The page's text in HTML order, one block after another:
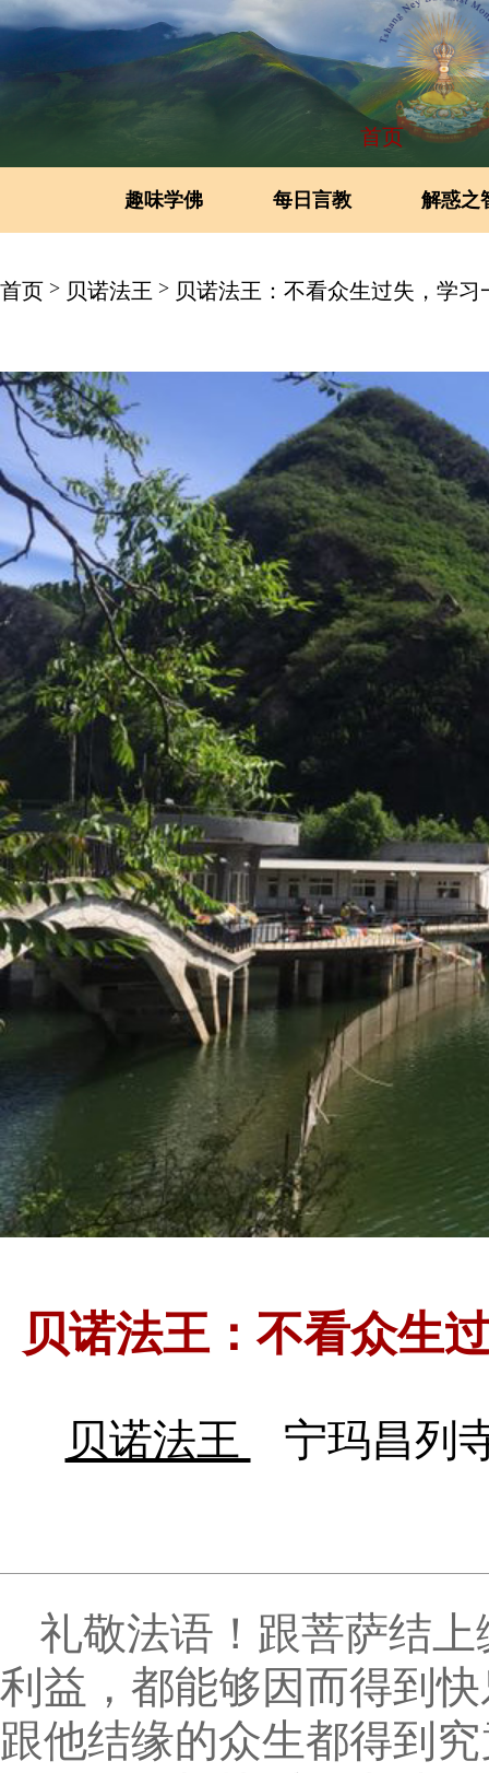
首页
趣味学佛 每日言教 解惑之
首页 > 贝诺法王 > 贝诺法王：不看众生过失，学
贝诺法王：不看众生
贝诺法王 宁玛昌列
礼敬法语！跟菩萨结
利益，都能够因而得到
跟他结缘的众生都得到